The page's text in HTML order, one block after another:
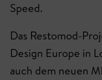
Speed.
Das Restomod-
Design Europe in
auch dem neuen